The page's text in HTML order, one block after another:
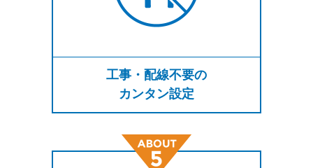
工事・配線不要の
カンタン設定